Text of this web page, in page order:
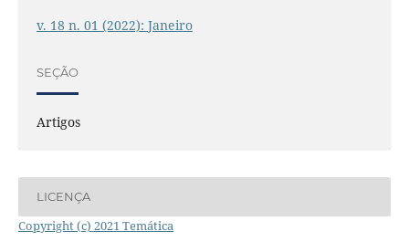
v. 18 n. 01 (2022): Janeiro
SEÇÃO
Artigos
LICENÇA
Copyright (c) 2021 Temática